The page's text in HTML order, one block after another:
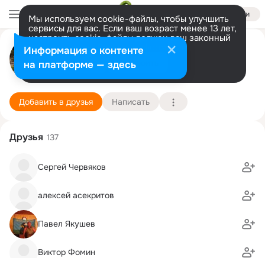
Войти
Мы используем cookie-файлы, чтобы улучшить
сервисы для вас. Если ваш возраст менее 13 лет,
настроить cookie-файлы должен ваш законный
представитель. Больше информации
Разрешить все Настроить
Сергей SHIRYAEV
РОССИЯ 24 марта (49 лет)
Подробнее
Добавить в друзья Написать
Друзья 137
Сергей Червяков
алексей асекритов
Павел Якушев
Виктор Фомин
Информация о контенте
на платформе — здесь